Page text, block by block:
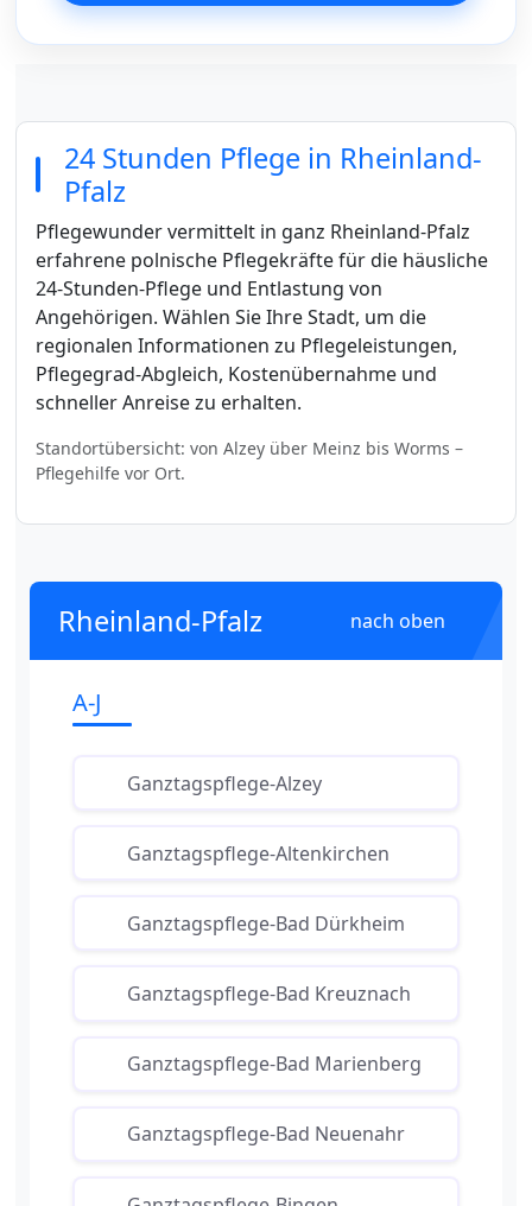
24 Stunden Pflege in Rheinland-
Pfalz
Pflegewunder vermittelt in ganz Rheinland-Pfalz
erfahrene polnische Pflegekräfte für die häusliche
24-Stunden-Pflege und Entlastung von
Angehörigen. Wählen Sie Ihre Stadt, um die
regionalen Informationen zu Pflegeleistungen,
Pflegegrad-Abgleich, Kostenübernahme und
schneller Anreise zu erhalten.
Standortübersicht: von Alzey über Meinz bis Worms –
Pflegehilfe vor Ort.
Rheinland-Pfalz nach oben
A-J
Ganztagspflege-Alzey
Ganztagspflege-Altenkirchen
Ganztagspflege-Bad Dürkheim
Ganztagspflege-Bad Kreuznach
Ganztagspflege-Bad Marienberg
Ganztagspflege-Bad Neuenahr